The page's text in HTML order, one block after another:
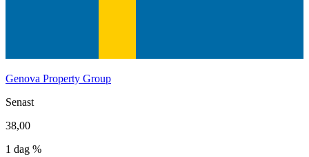
Genova Property Group
Senast
38,00
1 dag %